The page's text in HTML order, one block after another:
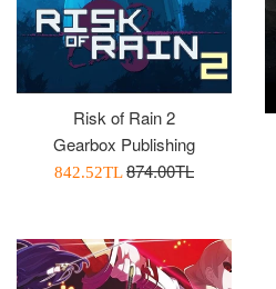
Risk of Rain 2
Gearbox Publishing
İndirimli
842.52TLNormal
874.00TL